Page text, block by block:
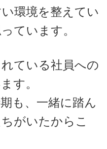
環境を整えてい
ています。
ている社員への
す。
も、一緒に踏ん
がいたからこ